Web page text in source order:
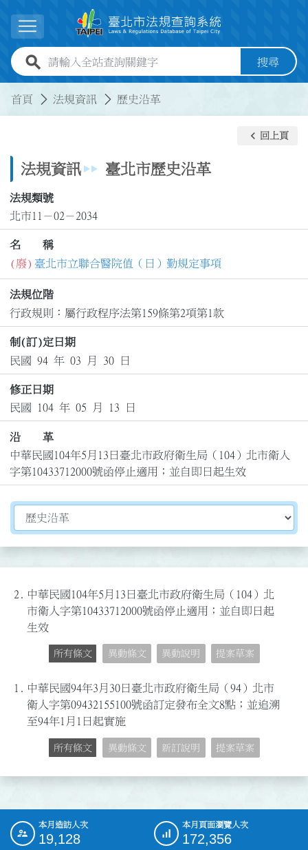
展開選單
全站查詢關鍵字欄位 搜尋
首頁 法規資訊 歷史沿革
法規資訊 臺北市歷史沿革
keyboard_arrow_left 回上頁
法規類號
北市11－02－2034
名 稱
(廢) 臺北市立聯合醫院值（日）勤規定事項
法規位階
行政規則：屬行政程序法第159條第2項第1款
制(訂)定日期
民國 94 年 03 月 30 日
修正日期
民國 104 年 05 月 13 日
沿 革
中華民國104年5月13日臺北市政府衛生局（104）北市衛人
字第10433712000號函停止適用；並自即日起生效
切換選擇法規資訊內容
2.
中華民國104年5月13日臺北市政府衛生局（104）北
市衛人字第10433712000號函停止適用；並自即日起
生效
所有條文 異動條文 異動說明 提案草案
1. 中華民國94年3月30日臺北市政府衛生局（94）北市
衛人字第09432155100號函訂定發布全文8點；並追溯
至94年1月1日起實施
所有條文 異動條文 新訂說明 提案草案
::: 本月造訪人次
19,128
本月頁面瀏覽人次
172,356